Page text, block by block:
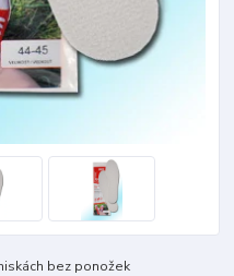
bez ponožek